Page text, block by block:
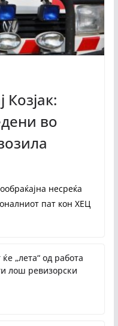
Козјак:
во
несреќа
пат кон ХЕЦ
„лета“ од работа
лош ревизорски